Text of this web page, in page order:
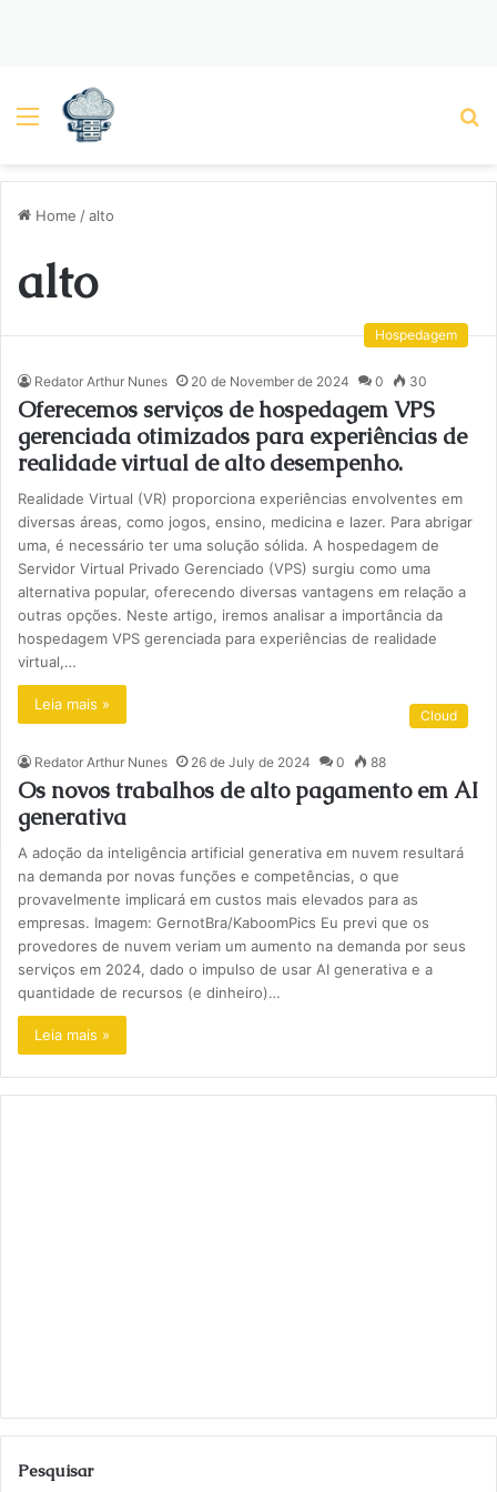
Menu
Home /alto
alto
Hospedagem
Redator Arthur Nunes 20 de November de 2024 0 30
Oferecemos serviços de hospedagem VPS
gerenciada otimizados para experiências de
realidade virtual de alto desempenho.
Realidade Virtual (VR) proporciona experiências envolventes em
diversas áreas, como jogos, ensino, medicina e lazer. Para abrigar
uma, é necessário ter uma solução sólida. A hospedagem de
Servidor Virtual Privado Gerenciado (VPS) surgiu como uma
alternativa popular, oferecendo diversas vantagens em relação a
outras opções. Neste artigo, iremos analisar a importância da
hospedagem VPS gerenciada para experiências de realidade
virtual,…
Leia mais »
Cloud
Redator Arthur Nunes 26 de July de 2024 0 88
Os novos trabalhos de alto pagamento em AI
generativa
A adoção da inteligência artificial generativa em nuvem resultará
na demanda por novas funções e competências, o que
provavelmente implicará em custos mais elevados para as
empresas. Imagem: GernotBra/KaboomPics Eu previ que os
provedores de nuvem veriam um aumento na demanda por seus
serviços em 2024, dado o impulso de usar AI generativa e a
quantidade de recursos (e dinheiro)…
Leia mais »
Pesquisar